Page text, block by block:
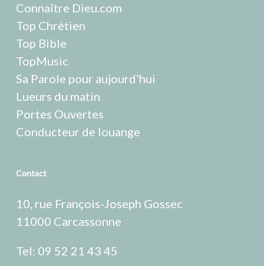
Connaître Dieu.com
Top Chrétien
Top Bible
TopMusic
Sa Parole pour aujourd’hui
Lueurs du matin
Portes Ouvertes
Conducteur de louange
Contact
10, rue François-Joseph Gossec
11000 Carcassonne
Tel: 09 52 21 43 45